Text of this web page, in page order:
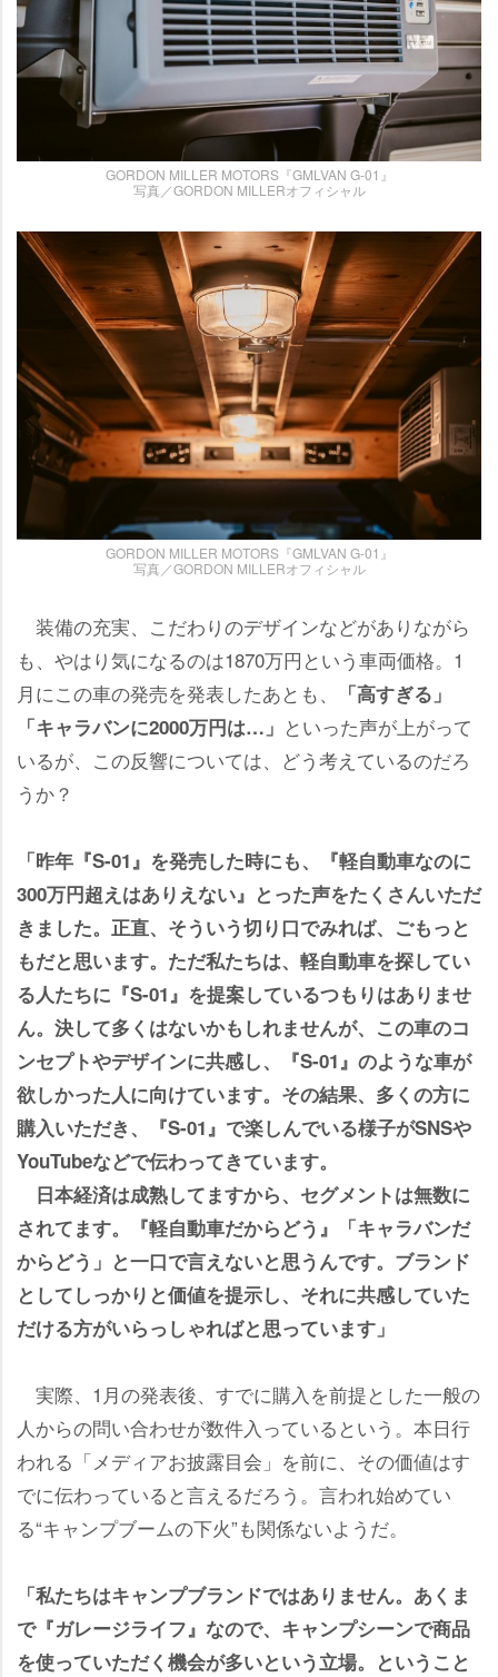
GORDON MILLER MOTORS『GMLVAN G-01』
写真／GORDON MILLERオフィシャル
GORDON MILLER MOTORS『GMLVAN G-01』
写真／GORDON MILLERオフィシャル
装備の充実、こだわりのデザインなどがありながら
も、やはり気になるのは1870万円という車両価格。1
月にこの車の発売を発表したあとも、
「高すぎる」
「キャラバンに2000万円は…」 といった声が上がって
いるが、この反響については、どう考えているのだろ
うか？
「昨年『S-01』を発売した時にも、『軽自動車なのに
300万円超えはありえない』とった声をたくさんいただ
きました。正直、そういう切り口でみれば、ごもっと
もだと思います。ただ私たちは、軽自動車を探してい
る人たちに『S-01』を提案しているつもりはありませ
ん。決して多くはないかもしれませんが、この車のコ
ンセプトやデザインに共感し、『S-01』のような車が
欲しかった人に向けています。その結果、多くの方に
購入いただき、『S-01』で楽しんでいる様子がSNS
YouTubeなどで伝わってきています。
日本経済は成熟してますから、セグメントは無数に
されてます。『軽自動車だからどう』「キャラバンだ
からどう」と一口で言えないと思うんです。ブランド
としてしっかりと価値を提示し、それに共感していた
だける方がいらっしゃればと思っています」
実際、1月の発表後、すでに購入を前提とした一般の
人からの問い合わせが数件入っているという。本日行
われる「メディアお披露目会」を前に、その価値はす
でに伝わっていると言えるだろう。言われ始めてい
る“キャンプブームの下火”も関係ないようだ。
「私たちはキャンプブランドではありません。あくま
で『ガレージライフ』なので、キャンプシーンで商品
を使っていただく機会が多いという立場。ということ